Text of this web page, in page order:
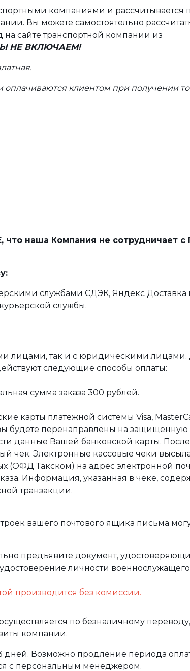
компаниями и рассчитывается
Вы можете самостоятельно
на сайте транспортной компании из
НЕ ВКЛЮЧАЕМ!
оплачиваются клиентом при получении
, что наша Компания не сотрудничает с
службами СДЭК, Яндекс Доставка
службы.
лицами, так и с юридическими лицами.
следующие способы оплаты:
сумма заказа 300 рублей.
карты платежной системы Visa,
будете перенаправлены на
данные Вашей банковской карты.
чек. Электронные кассовые чеки
(ОФД Такском) на адрес электронной
Информация, указанная в чеке,
транзакции.
вашего почтового ящика письма
предъявите документ,
личности
производится без комиссии.
по безналичному
компании.
дней. Возможно продление периода
с персональным менеджером.